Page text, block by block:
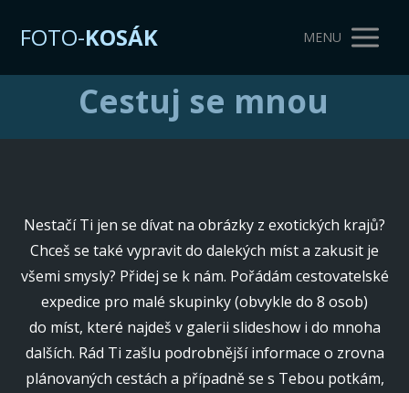
FOTO-KOSÁK MENU
Cestuj se mnou
Nestačí Ti jen se dívat na obrázky z exotických krajů?
Chceš se také vypravit do dalekých míst a zakusit je
všemi smysly? Přidej se k nám. Pořádám cestovatelské
expedice pro malé skupinky (obvykle do 8 osob)
do míst, které najdeš v galerii slideshow i do mnoha
dalších. Rád Ti zašlu podrobnější informace o zrovna
plánovaných cestách a případně se s Tebou potkám,